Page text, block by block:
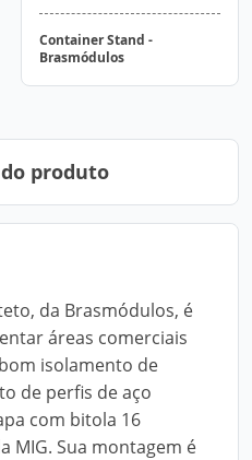
Container Stand -
Brasmódulos
produto
da Brasmódulos, é
áreas comerciais
isolamento de
de perfis de aço
com bitola 16
MIG. Sua montagem é